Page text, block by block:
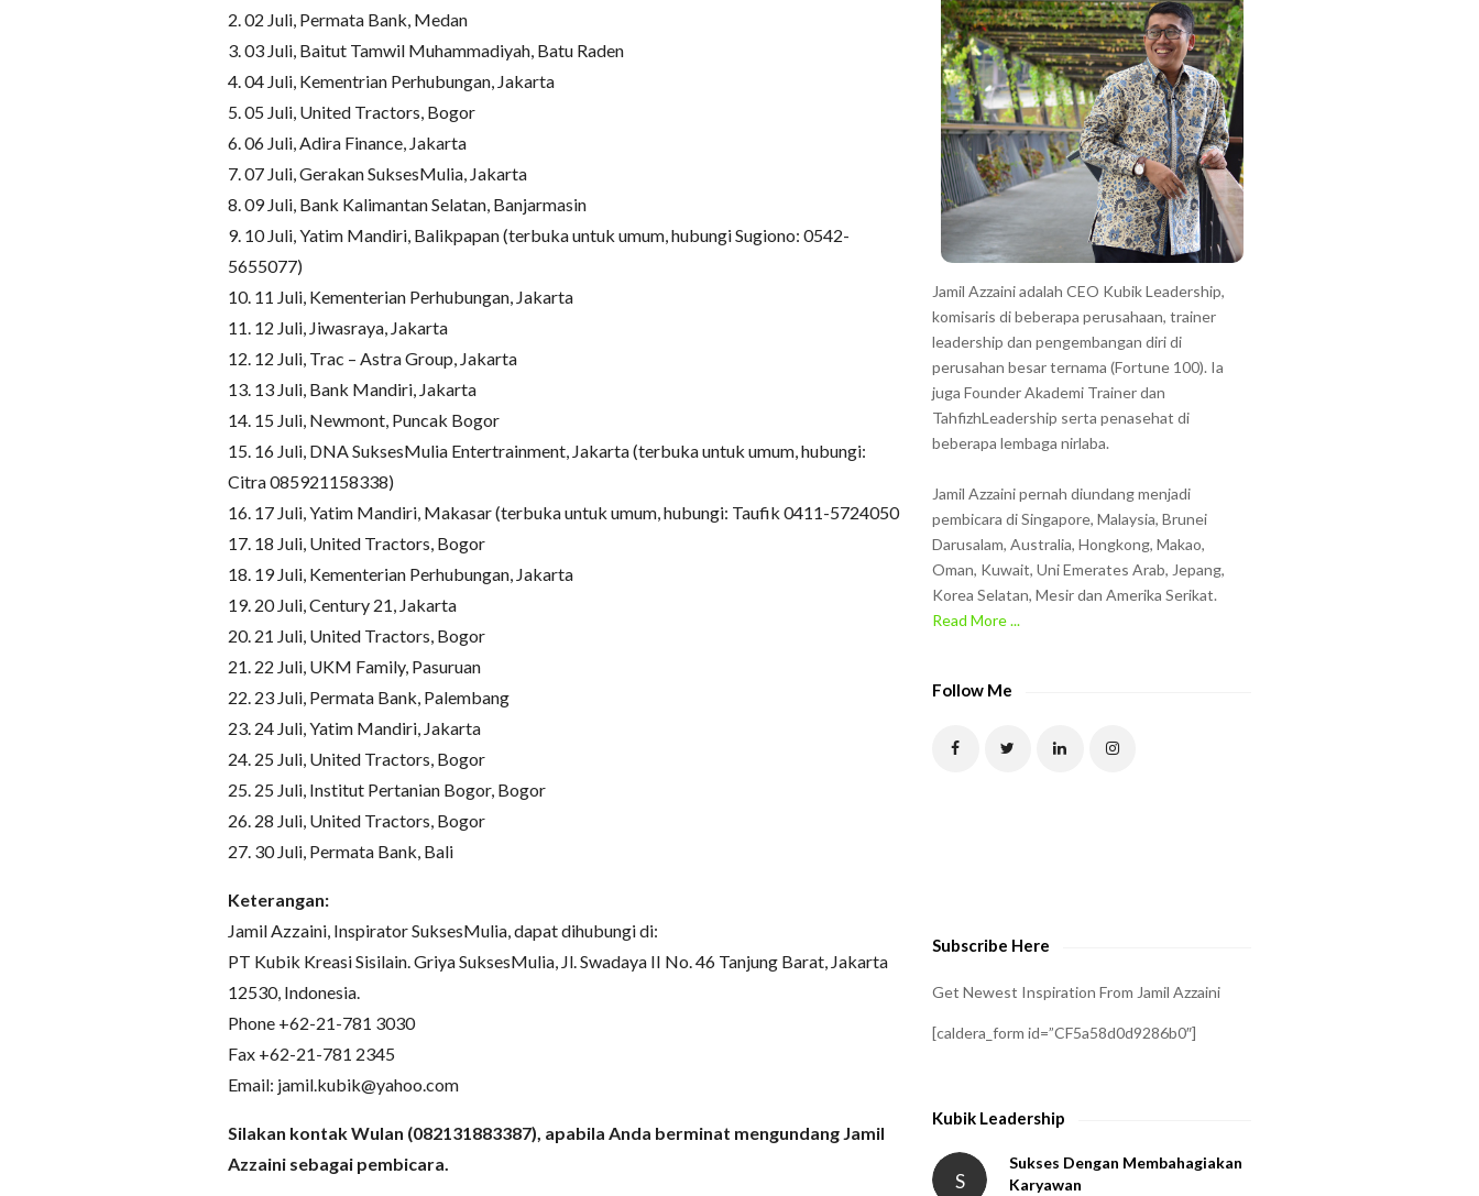
2. 02 Juli, Permata Bank, Medan
3. 03 Juli, Baitut Tamwil Muhammadiyah, Batu Raden
4. 04 Juli, Kementrian Perhubungan, Jakarta
5. 05 Juli, United Tractors, Bogor
6. 06 Juli, Adira Finance, Jakarta
7. 07 Juli, Gerakan SuksesMulia, Jakarta
8. 09 Juli, Bank Kalimantan Selatan, Banjarmasin
9. 10 Juli, Yatim Mandiri, Balikpapan (terbuka untuk umum, hubungi Sugiono: 0542-
5655077)
10. 11 Juli, Kementerian Perhubungan, Jakarta
11. 12 Juli, Jiwasraya, Jakarta
12. 12 Juli, Trac – Astra Group, Jakarta
13. 13 Juli, Bank Mandiri, Jakarta
14. 15 Juli, Newmont, Puncak Bogor
15. 16 Juli, DNA SuksesMulia Entertrainment, Jakarta (terbuka untuk umum, hubungi:
Citra 085921158338)
16. 17 Juli, Yatim Mandiri, Makasar (terbuka untuk umum, hubungi: Taufik 0411-5724050
17. 18 Juli, United Tractors, Bogor
18. 19 Juli, Kementerian Perhubungan, Jakarta
19. 20 Juli, Century 21, Jakarta
20. 21 Juli, United Tractors, Bogor
21. 22 Juli, UKM Family, Pasuruan
22. 23 Juli, Permata Bank, Palembang
23. 24 Juli, Yatim Mandiri, Jakarta
24. 25 Juli, United Tractors, Bogor
25. 25 Juli, Institut Pertanian Bogor, Bogor
26. 28 Juli, United Tractors, Bogor
27. 30 Juli, Permata Bank, Bali
Keterangan:
Jamil Azzaini, Inspirator SuksesMulia, dapat dihubungi di:
PT Kubik Kreasi Sisilain. Griya SuksesMulia, Jl. Swadaya II No. 46 Tanjung Barat, Jakarta
12530, Indonesia.
Phone +62-21-781 3030
Fax +62-21-781 2345
Email: jamil.kubik@yahoo.com
Silakan kontak Wulan (082131883387), apabila Anda berminat mengundang Jamil
Azzaini sebagai pembicara.
Jamil Azzaini adalah CEO Kubik Leadership,
komisaris di beberapa perusahaan, trainer
leadership dan pengembangan diri di
perusahan besar ternama (Fortune 100). Ia
juga Founder Akademi Trainer dan
TahfizhLeadership serta penasehat di
beberapa lembaga nirlaba.
Jamil Azzaini pernah diundang menjadi
pembicara di Singapore, Malaysia, Brunei
Darusalam, Australia, Hongkong, Makao,
Oman, Kuwait, Uni Emerates Arab, Jepang,
Korea Selatan, Mesir dan Amerika Serikat.
Read More ...
Follow Me
Subscribe Here
Get Newest Inspiration From Jamil Azzaini
[caldera_form id=”CF5a58d0d9286b0″]
Kubik Leadership
S
Sukses Dengan Membahagiakan
Karyawan